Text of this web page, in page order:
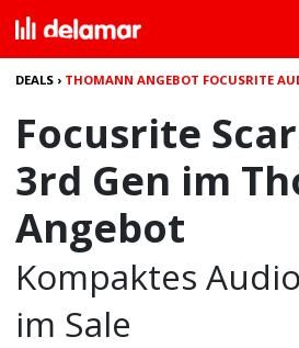
DEALS › THOMANN ANGEBOT FOCUSRITE
Focusrite
3rd Gen im
Angebot
Kompaktes
im Sale